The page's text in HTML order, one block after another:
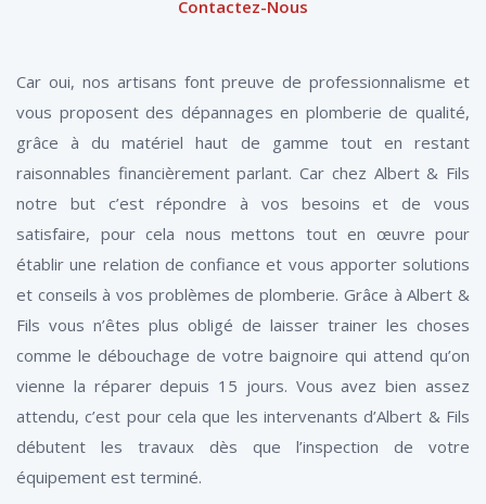
Contactez-Nous
Car oui, nos artisans font preuve de professionnalisme et
vous proposent des dépannages en plomberie de qualité,
grâce à du matériel haut de gamme tout en restant
raisonnables financièrement parlant. Car chez Albert & Fils
notre but c’est répondre à vos besoins et de vous
satisfaire, pour cela nous mettons tout en œuvre pour
établir une relation de confiance et vous apporter solutions
et conseils à vos problèmes de plomberie. Grâce à Albert &
Fils vous n’êtes plus obligé de laisser trainer les choses
comme le débouchage de votre baignoire qui attend qu’on
vienne la réparer depuis 15 jours. Vous avez bien assez
attendu, c’est pour cela que les intervenants d’Albert & Fils
débutent les travaux dès que l’inspection de votre
équipement est terminé.